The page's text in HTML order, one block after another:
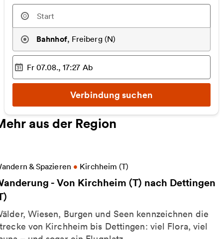
Bahnhof, Freiberg (N)
Ausgewählter Zeitpunkt
Fr 07.08., 17:27 Ab
Verbindung suchen
aus der Region
& Spazieren • Kirchheim (T)
- Von Kirchheim (T) nach Dettingen
Wiesen, Burgen und Seen kennzeichnen die
von Kirchheim bis Dettingen: viel Flora, viel
Informationen zu Wanderung - Von